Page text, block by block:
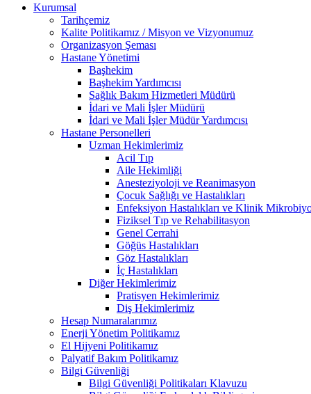
Kurumsal
Tarihçemiz
Kalite Politikamız / Misyon ve Vizyonumuz
Organizasyon Şeması
Hastane Yönetimi
Başhekim
Başhekim Yardımcısı
Sağlık Bakım Hizmetleri Müdürü
İdari ve Mali İşler Müdürü
İdari ve Mali İşler Müdür Yardımcısı
Hastane Personelleri
Uzman Hekimlerimiz
Acil Tıp
Aile Hekimliği
Anesteziyoloji ve Reanimasyon
Çocuk Sağlığı ve Hastalıkları
Enfeksiyon Hastalıkları ve Klinik
Fiziksel Tıp ve Rehabilitasyon
Genel Cerrahi
Göğüs Hastalıkları
Göz Hastalıkları
İç Hastalıkları
Diğer Hekimlerimiz
Pratisyen Hekimlerimiz
Diş Hekimlerimiz
Hesap Numaralarımız
Enerji Yönetim Politikamız
El Hijyeni Politikamız
Palyatif Bakım Politikamız
Bilgi Güvenliği
Bilgi Güvenliği Politikaları Klavuzu